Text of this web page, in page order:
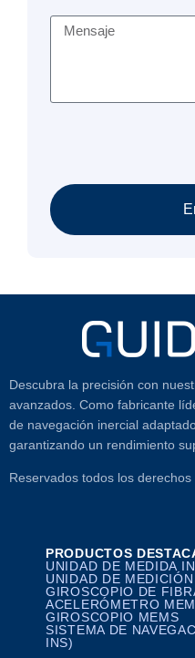
Descubra la precisión con
avanzados. Como fabricante
de navegación inercial
garantizando un rendimiento
Reservados todos los derechos
PRODUCTOS
UNIDAD DE MEDIDA
UNIDAD DE
GIROSCOPIO DE
ACELERÓMETRO
GIROSCOPIO MEMS
SISTEMA DE
INS)